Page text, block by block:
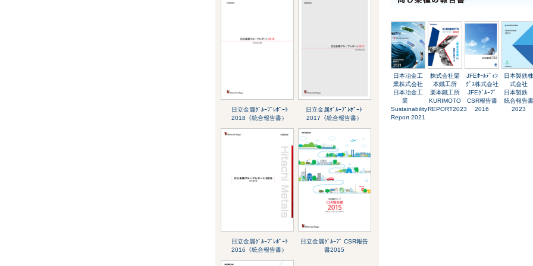
日立金属ｸﾞﾙｰﾌﾟﾚﾎﾟｰﾄ
2018（統合報告書）
日立金属ｸﾞﾙｰﾌﾟﾚﾎﾟｰﾄ
2017（統合報告書）
日立金属ｸﾞﾙｰﾌﾟﾚﾎﾟｰﾄ
2016（統合報告書）
日立金属ｸﾞﾙｰﾌﾟ CSR報告
書2015
日本冶金工
業株式会社
日本冶金工
業
Sustainability
Report 2021
株式会社栗
本鐵工所
栗本鐵工所
KURIMOTO
REPORT2023
JFEﾎｰﾙﾃﾞｨﾝ
ｸﾞｽ株式会社
JFEｸﾞﾙｰﾌﾟ
CSR報告書
2016
日本製鉄株
式会社
日本製鉄
統合報告書
2023